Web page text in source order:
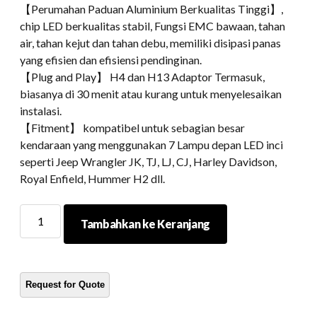
【Perumahan Paduan Aluminium Berkualitas Tinggi】,
chip LED berkualitas stabil, Fungsi EMC bawaan, tahan
air, tahan kejut dan tahan debu, memiliki disipasi panas
yang efisien dan efisiensi pendinginan.
【Plug and Play】 H4 dan H13 Adaptor Termasuk,
biasanya di 30 menit atau kurang untuk menyelesaikan
instalasi.
【Fitment】 kompatibel untuk sebagian besar
kendaraan yang menggunakan 7 Lampu depan LED inci
seperti Jeep Wrangler JK, TJ, LJ, CJ, Harley Davidson,
Royal Enfield, Hummer H2 dll.
Inch
Lights
Jeep
Tambahkan ke Keranjang